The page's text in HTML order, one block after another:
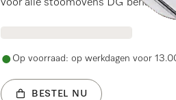
voor alle stoomovens DG behalve
Op voorraad: op werkdagen voor
BESTEL NU